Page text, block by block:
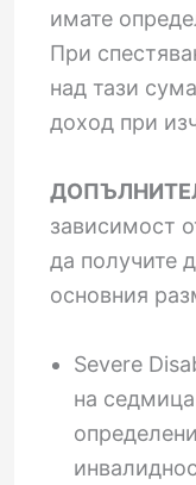
имате
При
над тази
доход при
зависимост
да получите
основния
Severe
на